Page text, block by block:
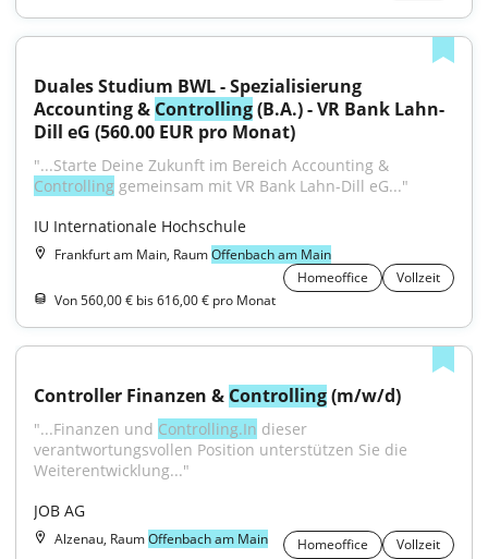
Duales Studium BWL - Spezialisierung
Accounting & Controlling (B.A.) - VR Bank Lahn-
Dill eG (560.00 EUR pro Monat)
Controlling gemeinsam mit VR Bank Lahn-Dill eG..."
IU Internationale Hochschule
Frankfurt am Main, RaumOffenbach am Main
Homeoffice
Vollzeit
Von 560,00 € bis 616,00 € pro Monat
Controller Finanzen & Controlling (m/w/d)
"...Finanzen und Controlling.In dieser
verantwortungsvollen Position unterstützen Sie die
Weiterentwicklung..."
JOB AG
Alzenau, RaumOffenbach am Main Homeoffice
Vollzeit